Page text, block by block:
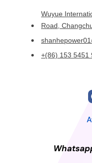
Wuyue
Road,
+(86) 153 5451